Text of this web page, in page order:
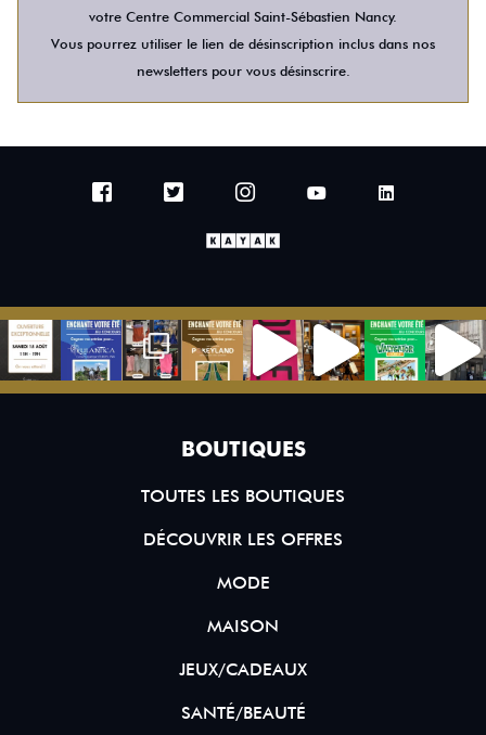
votre Centre Commercial Saint-Sébastien Nancy.
Vous pourrez utiliser le lien de désinscription inclus dans nos
newsletters pour vous désinscrire.
BOUTIQUES
TOUTES LES BOUTIQUES
DÉCOUVRIR LES OFFRES
MODE
MAISON
JEUX/CADEAUX
SANTÉ/BEAUTÉ